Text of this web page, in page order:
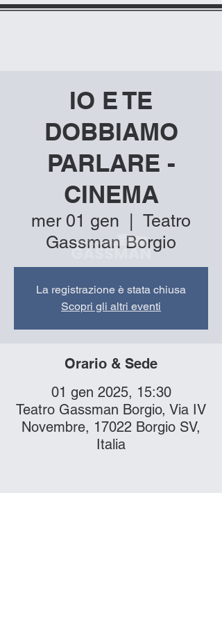
IO E TE
DOBBIAMO
PARLARE -
CINEMA
mer 01 gen
Teatro
Gassman Borgio
La registrazione è stata chiusa
Scopri gli altri eventi
Orario & Sede
01 gen 2025, 15:30
Teatro Gassman Borgio, Via IV
Novembre, 17022 Borgio SV,
Italia